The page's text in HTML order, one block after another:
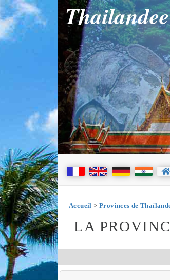
Accueil > Provinces de
LA